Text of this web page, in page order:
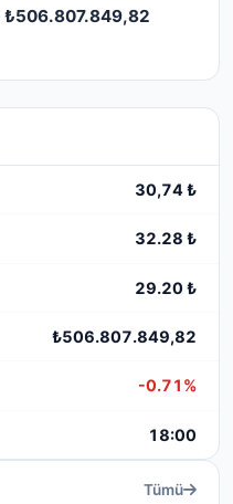
₺506.807.849,82
30,74 ₺
32.28 ₺
29.20 ₺
₺506.807.849,82
-0.71%
18:00
Tümü